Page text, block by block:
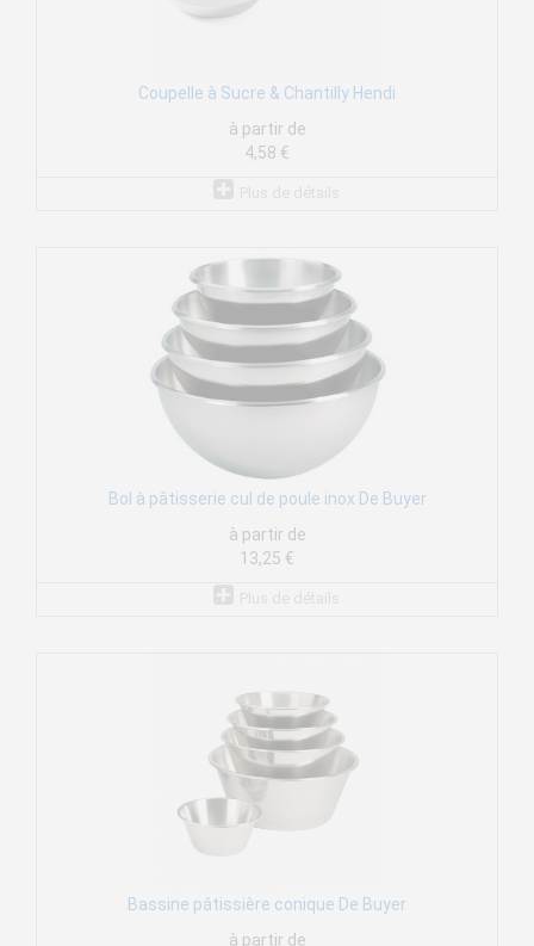
Coupelle à Sucre & Chantilly Hendi
à partir de
4,58 €
Bol à pâtisserie cul de poule inox De Buyer
à partir de
13,25 €
Bassine pâtissière conique De Buyer
à partir de